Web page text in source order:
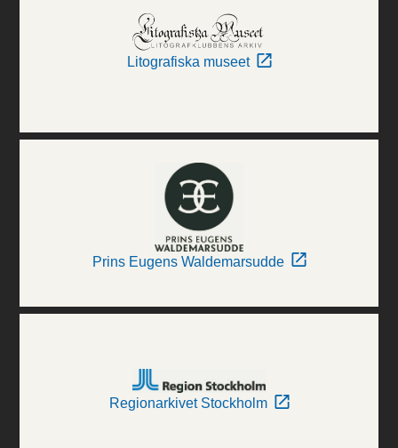
Litografiska museet
Prins Eugens Waldemarsudde
Regionarkivet Stockholm